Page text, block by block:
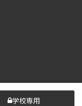
学校専用